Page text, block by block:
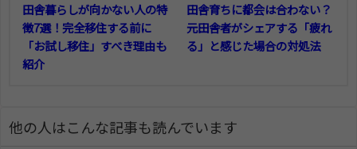
田舎暮らしが向かない人の特
徴7選！完全移住する前に
「お試し移住」すべき理由も
紹介
田舎育ちに都会は合わない？
元田舎者がシェアする「疲れ
る」と感じた場合の対処法
他の人はこんな記事も読んでいます